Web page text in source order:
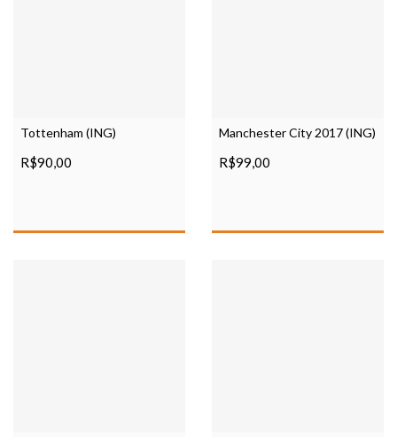
Tottenham (ING)
R$90,00
Manchester City 2017 (ING)
R$99,00